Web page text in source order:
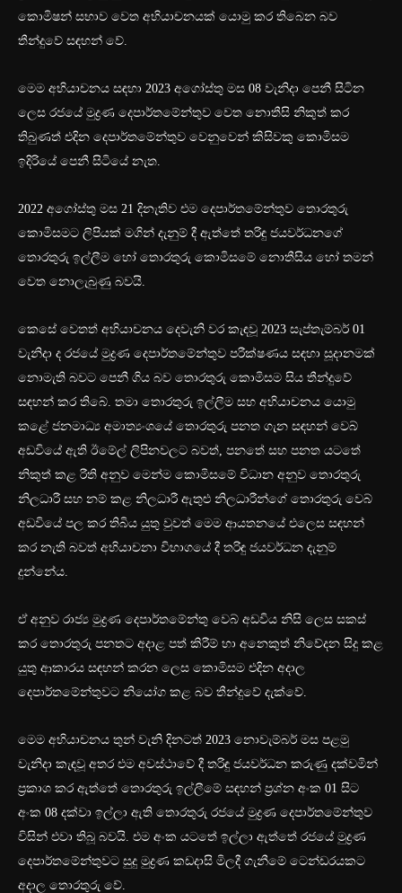
කොමිෂන් සභාව වෙත අභියාචනයක් යොමු කර තිබෙන බව
තීන්දුවේ සඳහන් වේ.
මෙම අභියාචනය සඳහා 2023 අගෝස්තු මස 08 වැනිදා පෙනී සිටින
ලෙස රජයේ මුද්‍රණ දෙපාර්තමේන්තුව වෙත නොතීසි නිකුත් කර
තිබුණත් එදින දෙපාර්තමේන්තුව වෙනුවෙන් කිසිවකු කොමිසම
ඉදිරියේ පෙනී සිටියේ නැත.
2022 අගෝස්තු මස 21 දිනැතිව එම දෙපාර්තමේන්තුව තොරතුරු
කොමිසමට ලිපියක් මගින් දැනුම් දී ඇත්තේ තරිඳු ජයවර්ධනගේ
තොරතුරු ඉල්ලීම හෝ තොරතුරු කොමිසමේ නොතීසිය හෝ තමන්
වෙත නොලැබුණු බවයි.
කෙසේ වෙතත් අභියාචනය දෙවැනි වර කැඳවූ 2023 සැප්තැම්බර් 01
වැනිදා ද රජයේ මුද්‍රණ දෙපාර්තමේන්තුව පරීක්ෂණය සඳහා සූදානමක්
නොමැති බවට පෙනී ගිය බව තොරතුරු කොමිසම සිය තීන්දුවේ
සඳහන් කර තිබේ. තමා තොරතුරු ඉල්ලීම සහ අභියාචනය යොමු
කළේ ජනමාධ්‍ය අමාත්‍යංශයේ තොරතුරු පනත ගැන සඳහන් වෙබ්
අඩවියේ ඇති ඊමේල් ලිපිනවලට බවත්, පනතේ සහ පනත යටතේ
නිකුත් කළ රීති අනුව මෙන්ම කොමිසමේ විධාන අනුව තොරතුරු
නිලධාරී සහ නම් කළ නිලධාරී ඇතුළු නිලධාරීන්ගේ තොරතුරු වෙබ්
අඩවියේ පල කර තිබිය යුතු වුවත් මෙම ආයතනයේ එලෙස සඳහන්
කර නැති බවත් අභියාචනා විභාගයේ දී තරිඳු ජයවර්ධන දැනුම්
දුන්නේය.
ඒ අනුව රාජ්‍ය මුද්‍රණ දෙපාර්තමේන්තු වෙබ් අඩවිය නිසි ලෙස සකස්
කර තොරතුරු පනතට අදාළ පත් කිරීම් හා අනෙකුත් නිවේදන සිදු කළ
යුතු ආකාරය සඳහන් කරන ලෙස කොමිසම එදින අදාල
දෙපාර්තමේන්තුවට නියෝග කළ බව තීන්දුවේ දැක්වේ.
මෙම අභියාචනය තුන් වැනි දිනටත් 2023 නොවැම්බර් මස පළමු
වැනිදා කැඳවූ අතර එම අවස්ථාවේ දී තරිඳු ජයවර්ධන කරුණු දක්වමින්
ප්‍රකාශ කර ඇත්තේ තොරතුරු ඉල්ලීමේ සඳහන් ප්‍රශ්න අංක 01 සිට
අංක 08 දක්වා ඉල්ලා ඇති තොරතුරු රජයේ මුද්‍රණ දෙපාර්තමේන්තුව
විසින් එවා තිබූ බවයි. එම අංක යටතේ ඉල්ලා ඇත්තේ රජයේ මුද්‍රණ
දෙපාර්තමේන්තුවට සුදු මුද්‍රණ කඩදාසි මිලදී ගැනීමේ ටෙන්ඩරයකට
අදාල තොරතුරු වේ.